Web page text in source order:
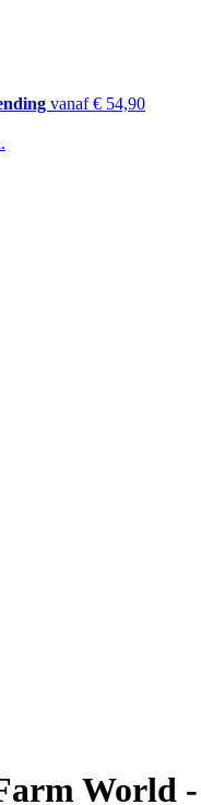
vanaf € 54,90
World